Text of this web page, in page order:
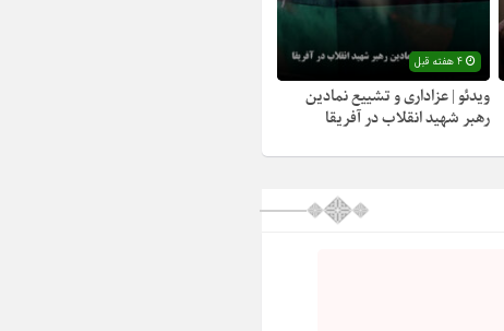
4 هفته قبل
ویدئو | عزاداری و تشییع نمادین
رهبر شهید انقلاب در آفریقا